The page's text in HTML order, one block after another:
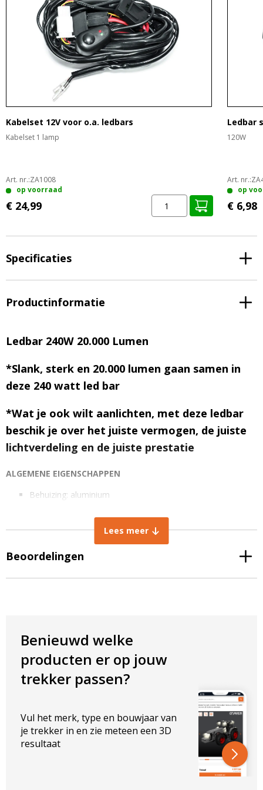
Kabelset 12V voor o.a. ledbars
Kabelset 1 lamp
Art. nr.:ZA1008
op voorraad
€ 24,99
Ledbar
120W
Art. nr.:
op
€ 6,98
Specificaties
Productinformatie
Ledbar 240W 20.000 Lumen
*Slank, sterk en 20.000 lumen gaan samen in
deze 240 watt led bar
*Wat je ook wilt aanlichten, met deze ledbar
beschik je over het juiste vermogen, de juiste
lichtverdeling en de juiste prestatie
ALGEMENE EIGENSCHAPPEN
Behuizing: aluminium
Aantal led: 80 x 3W high intensity Epistar led
IP rating: IP67 stof- en dompeldicht
TECHNISCHE EIGENSCHAPPEN
Lichtintensiteit: 20.000 Lumen
ELEKTRISCHE EIGENSCHAPPEN
Vermogen: 240W
AFMETINGEN IN MM:
Breedte lamp: 1060 mm
Hoogte lamp: 85 mm
Dikte lamp: 78 mm
Lees meer
Beoordelingen
Benieuwd welke
producten er op jouw
trekker passen?
Vul het merk, type en bouwjaar van
je trekker in en zie meteen een 3D
resultaat